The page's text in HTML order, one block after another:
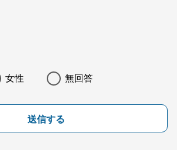
女性 無回答
送信する